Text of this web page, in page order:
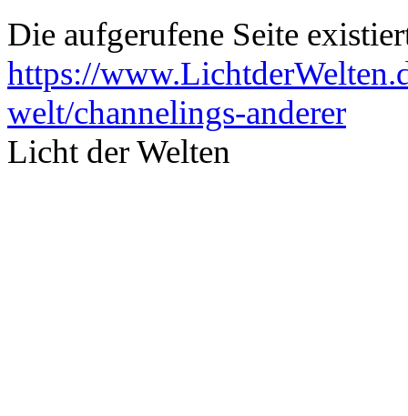
Die aufgerufene Seite
https://
welt/channelings-anderer
Licht der Welten